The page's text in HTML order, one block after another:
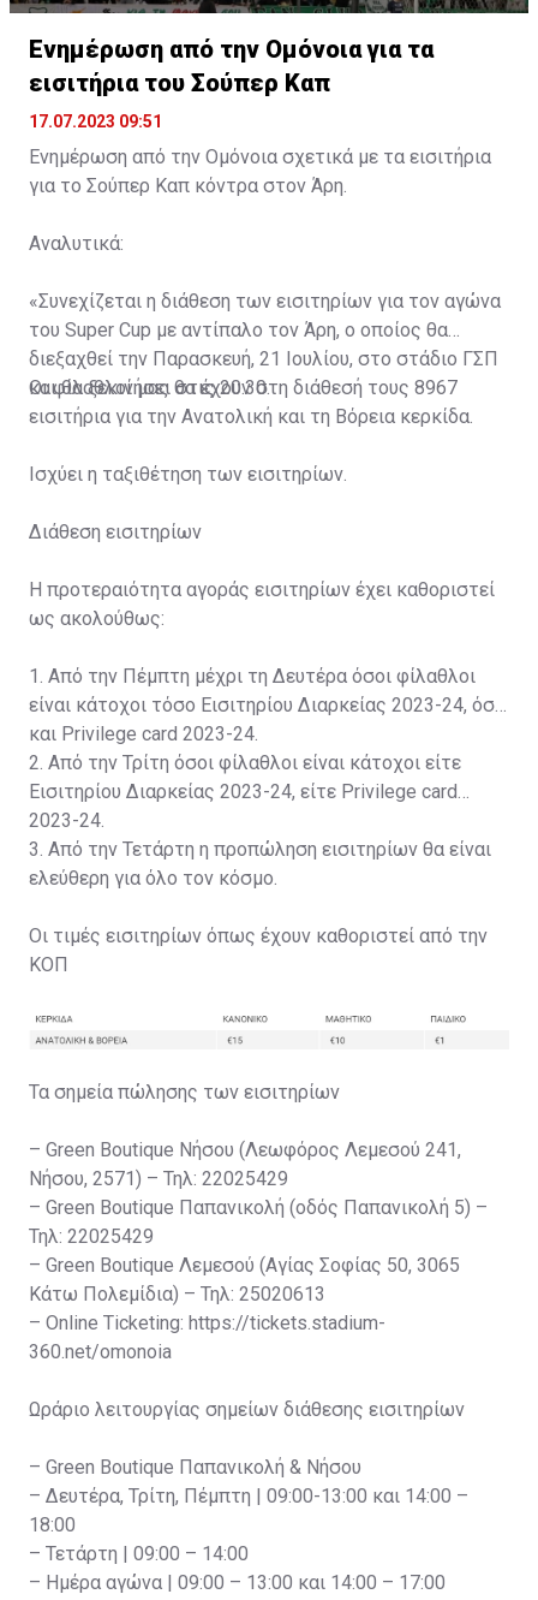
Ενημέρωση από την Ομόνοια για τα
εισιτήρια του Σούπερ Καπ
17.07.2023 09:51
Ενημέρωση από την Ομόνοια σχετικά με τα εισιτήρια
για το Σούπερ Καπ κόντρα στον Άρη.
Αναλυτικά:
«Συνεχίζεται η διάθεση των εισιτηρίων για τον αγώνα
του Super Cup με αντίπαλο τον Άρη, ο οποίος θα
διεξαχθεί την Παρασκευή, 21 Ιουλίου, στο στάδιο ΓΣΠ
και θα ξεκινήσει στις 20:30.
Οι φίλαθλοί μας θα έχουν στη διάθεσή τους 8967
εισιτήρια για την Ανατολική και τη Βόρεια κερκίδα.
Ισχύει η ταξιθέτηση των εισιτηρίων.
Διάθεση εισιτηρίων
Η προτεραιότητα αγοράς εισιτηρίων έχει καθοριστεί
ως ακολούθως:
1. Από την Πέμπτη μέχρι τη Δευτέρα όσοι φίλαθλοι
είναι κάτοχοι τόσο Εισιτηρίου Διαρκείας 2023-24, όσο
και Privilege card 2023-24.
2. Από την Τρίτη όσοι φίλαθλοι είναι κάτοχοι είτε
Εισιτηρίου Διαρκείας 2023-24, είτε Privilege card
2023-24.
3. Από την Τετάρτη η προπώληση εισιτηρίων θα είναι
ελεύθερη για όλο τον κόσμο.
Οι τιμές εισιτηρίων όπως έχουν καθοριστεί από την
ΚΟΠ
Τα σημεία πώλησης των εισιτηρίων
– Green Boutique Νήσου (Λεωφόρος Λεμεσού 241,
Νήσου, 2571) – Τηλ: 22025429
– Green Boutique Παπανικολή (οδός Παπανικολή 5) –
Τηλ: 22025429
– Green Boutique Λεμεσού (Αγίας Σοφίας 50, 3065
Κάτω Πολεμίδια) – Τηλ: 25020613
– Online Ticketing: https://tickets.stadium-
360.net/omonoia
Ωράριο λειτουργίας σημείων διάθεσης εισιτηρίων
– Green Boutique Παπανικολή & Νήσου
– Δευτέρα, Τρίτη, Πέμπτη | 09:00-13:00 και 14:00 –
18:00
– Τετάρτη | 09:00 – 14:00
– Ημέρα αγώνα | 09:00 – 13:00 και 14:00 – 17:00